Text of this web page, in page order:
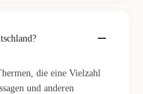
die eine Vielzahl
und anderen